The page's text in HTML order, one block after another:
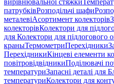
вирівнювальної стяжки
патрубківРозподільчі шафи
металевіАсортимент колекторів
колекторівКолектори для
для Колектори для підлогового
краныТермометриПерехідники
ПерехідникиКінцеві елементи
повітровідвідникиПоділювачі
температуриЗапасні деталі для
температуриКолектори для